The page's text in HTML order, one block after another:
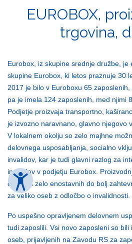
EUROBOX,
trgovina,
Eurobox, iz skupine srednje družbe, je
skupine Eurobox, ki letos praznuje 30
2017 je bilo v Euroboxu 65
pa je imela 124 zaposlenih, med njimi
Podjetje proizvaja transportno,
je izvozno naravnano, glavno njegovo
V lokalnem okolju so zelo majhne
delovnega usposabljanja, socialno
invalidov, kar je tudi glavni razlog za
invalidov v podjetju Eurobox.
dela, od zelo enostavnih do bolj
za veliko oseb z odločbo o invalidnosti.
Po uspešno opravljenem delovnem
tudi zaposlili. Vsi novo zaposleni so bili
oseb, prijavljenih na Zavodu RS za